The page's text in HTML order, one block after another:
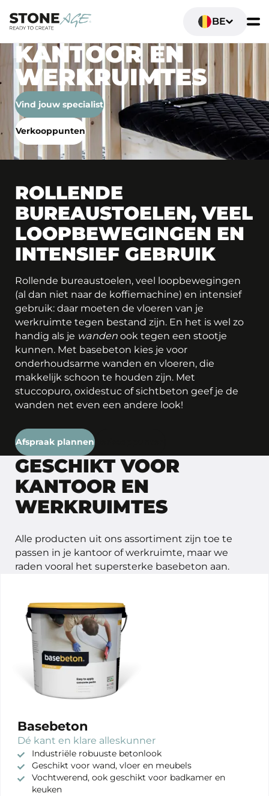
BE
KANTOOR EN
WERKRUIMTES
Vind jouw specialist
Verkooppunten
ROLLENDE
BUREAUSTOELEN, VEEL
LOOPBEWEGINGEN EN
INTENSIEF GEBRUIK
Rollende bureaustoelen, veel loopbewegingen
(al dan niet naar de koffiemachine) en intensief
gebruik: daar moeten de vloeren van je
werkruimte tegen bestand zijn. En het is wel zo
handig als je wanden ook tegen een stootje
kunnen. Met basebeton kies je voor
onderhoudsarme wanden en vloeren, die
makkelijk schoon te houden zijn. Met
stuccopuro, oxidestuc of sichtbeton geef je de
wanden net even een andere look!
Afspraak plannen
GESCHIKT VOOR
KANTOOR EN
WERKRUIMTES
Alle producten uit ons assortiment zijn toe te
passen in je kantoor of werkruimte, maar we
raden vooral het supersterke basebeton aan.
Basebeton
Dé kant en klare alleskunner
Industriële robuuste betonlook
Geschikt voor wand, vloer en meubels
Vochtwerend, ook geschikt voor badkamer en
keuken